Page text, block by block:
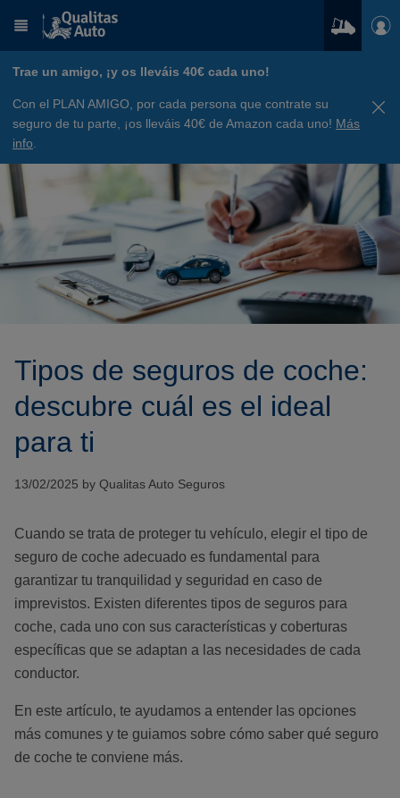
Trae un amigo, ¡y os lleváis 40€ cada uno!
Con el PLAN AMIGO, por cada persona que contrate su
seguro de tu parte, ¡os lleváis 40€ de Amazon cada uno! Más
info
Tipos de seguros de coche:
descubre cuál es el ideal
para ti
13/02/2025 by Qualitas Auto Seguros
Cuando se trata de proteger tu vehículo, elegir el tipo de
seguro de coche adecuado es fundamental para
garantizar tu tranquilidad y seguridad en caso de
imprevistos. Existen diferentes tipos de seguros para
coche, cada uno con sus características y coberturas
específicas que se adaptan a las necesidades de cada
conductor.
En este artículo, te ayudamos a entender las opciones
más comunes y te guiamos sobre cómo saber qué seguro
de coche te conviene más.